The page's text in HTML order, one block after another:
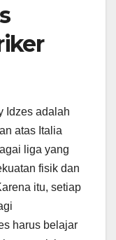
Idzes adalah
atas Italia
liga yang
fisik dan
itu, setiap
harus belajar